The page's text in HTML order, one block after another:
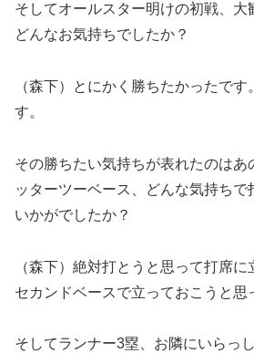
そしてオールスター明けの初戦、大
どんなお気持ちでしたか？
（森下）とにかく勝ちたかったで
す。
その勝ちたい気持ちが表れたのはあ
ッターツーベース、どんな気持ちで
いかがでしたか？
（森下）絶対打とうと思って打席
セカンドベースで立っておこうと思
そしてランナー3塁、お隣にいらっ